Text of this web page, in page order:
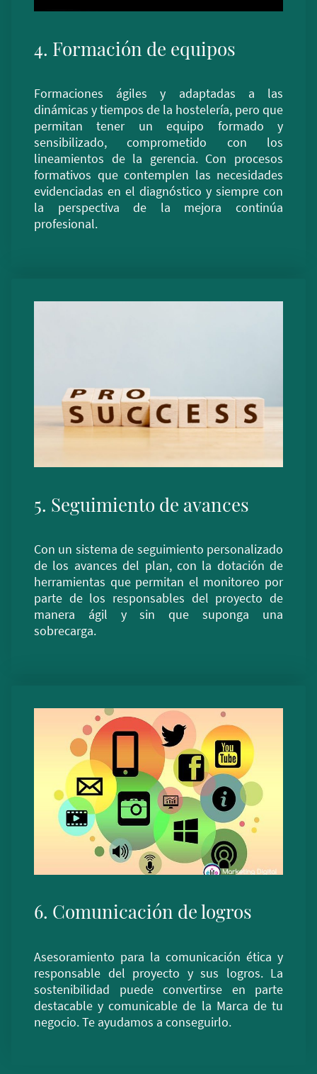
4. Formación de equipos
Formaciones ágiles y adaptadas a las
dinámicas y tiempos de la hostelería, pero que
permitan tener un equipo formado y
sensibilizado, comprometido con los
lineamientos de la gerencia. Con procesos
formativos que contemplen las necesidades
evidenciadas en el diagnóstico y siempre con
la perspectiva de la mejora continúa
profesional.
5. Seguimiento de avances
Con un sistema de seguimiento personalizado
de los avances del plan, con la dotación de
herramientas que permitan el monitoreo por
parte de los responsables del proyecto de
manera ágil y sin que suponga una
sobrecarga.
6. Comunicación de logros
Asesoramiento para la comunicación ética y
responsable del proyecto y sus logros. La
sostenibilidad puede convertirse en parte
destacable y comunicable de la Marca de tu
negocio. Te ayudamos a conseguirlo.